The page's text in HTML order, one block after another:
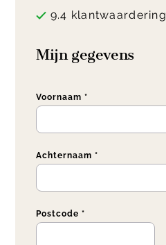
9.4 klantwaardering
Mijn gegevens
Voornaam *
Achternaam *
Postcode *